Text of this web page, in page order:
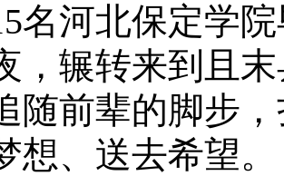
名河北保定学
，辗转来到且
随前辈的脚步
想、送去希望。